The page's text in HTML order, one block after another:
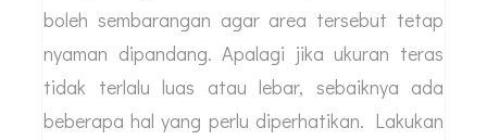
boleh sembarangan agar area tersebut tetap
nyaman dipandang. Apalagi jika ukuran teras
tidak terlalu luas atau lebar, sebaiknya ada
beberapa hal yang perlu diperhatikan. Lakukan